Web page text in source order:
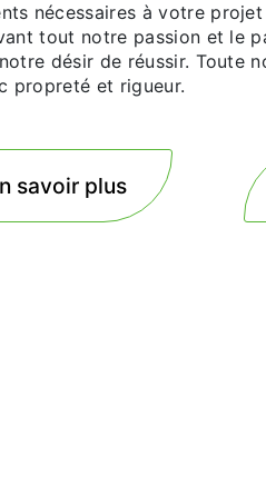
nécessaires à votre
tout notre passion et le
désir de réussir. Toute
propreté et rigueur.
savoir plus